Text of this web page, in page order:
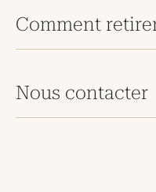
Comment
Nous contacter